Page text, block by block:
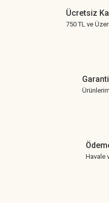
Ücretsiz
750 TL ve
Havale